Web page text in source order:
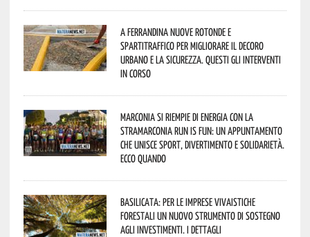
A Ferrandina nuove rotonde e
spartitraffico per migliorare il decoro
urbano e la sicurezza. Questi gli interventi
in corso
Marconia si riempie di energia con la
StraMarconia Run is Fun: un appuntamento
che unisce sport, divertimento e solidarietà.
Ecco quando
Basilicata: per le imprese vivaistiche
forestali un nuovo strumento di sostegno
agli investimenti. I dettagli